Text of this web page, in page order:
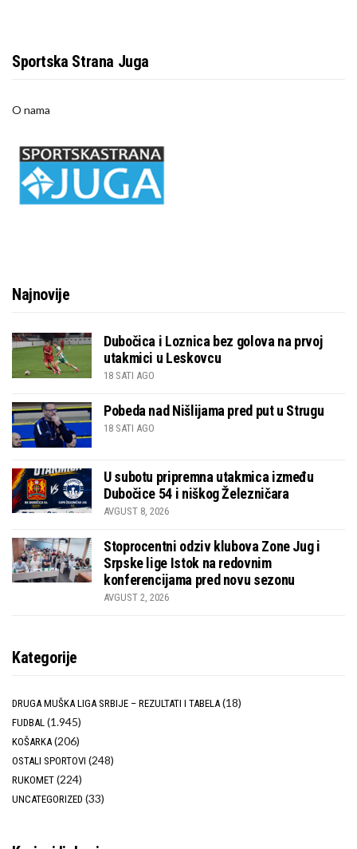
Sportska Strana Juga
O nama
Najnovije
Dubočica i Loznica bez golova na prvoj
utakmici u Leskovcu
18 SATI AGO
Pobeda nad Nišlijama pred put u Strugu
18 SATI AGO
U subotu pripremna utakmica između
Dubočice 54 i niškog Železničara
AVGUST 8, 2026
Stoprocentni odziv klubova Zone Jug i
Srpske lige Istok na redovnim
konferencijama pred novu sezonu
AVGUST 2, 2026
Kategorije
DRUGA MUŠKA LIGA SRBIJE – REZULTATI I TABELA (18)
FUDBAL (1.945)
KOŠARKA (206)
OSTALI SPORTOVI (248)
RUKOMET (224)
UNCATEGORIZED (33)